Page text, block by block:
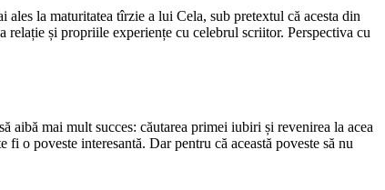
la maturitatea tîrzie a lui Cela, sub pretextul că acesta din
relație și propriile experiențe cu celebrul scriitor. Perspectiva cu
aibă mai mult succes: căutarea primei iubiri și revenirea la acea
o poveste interesantă. Dar pentru că această poveste să nu